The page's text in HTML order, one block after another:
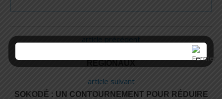
article précédent
TOGO : PRISE DE FONCTION DES CONSEILLERS
article suivant
SOKODÉ : UN CONTOURNEMENT POUR RÉDUIRE